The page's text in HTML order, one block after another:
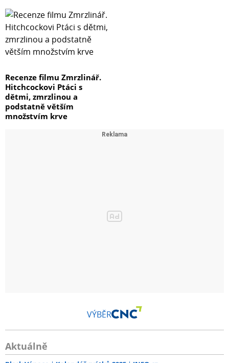
Recenze filmu Zmrzlinář.
Hitchcockovi Ptáci s
dětmi, zmrzlinou a
podstatně větším
množstvím krve
VÝBĚR
Aktuálně